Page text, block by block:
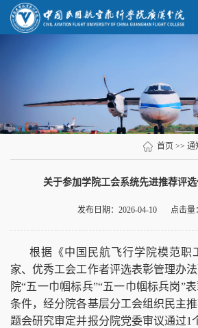
首页 >> 通
关于参加学院工会系统先进推荐评
发布日期：2026-04-10 点击量：
根据《中国民航飞行学院模范职
家、优秀工会工作者评选表彰管理办
院“五一巾帼标兵”“五一巾帼标兵岗”
条件，经分院各基层分工会组织民主
题会研究审定并报分院党委审议通过1